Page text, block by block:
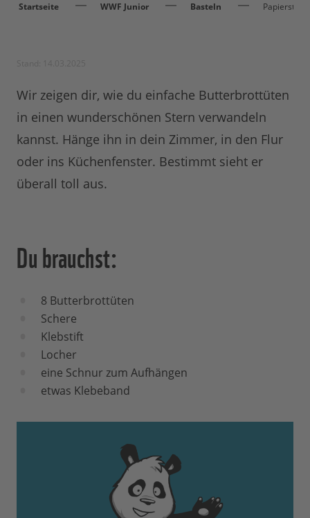
Startseite WWF Junior Basteln
Wir zeigen dir, wie du einfache Butterbrottüten
in einen wunderschönen Stern verwandeln
kannst. Hänge ihn in dein Zimmer, in den Flur
oder ins Küchenfenster. Bestimmt sieht er
überall toll aus.
Du brauchst:
8 Butterbrottüten
Schere
Klebstift
Locher
eine Schnur zum Aufhängen
etwas Klebeband